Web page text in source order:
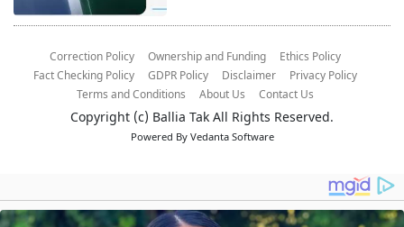
Correction Policy Ownership and Funding
Ethics Policy
Fact Checking Policy
GDPR Policy Disclaimer
Privacy Policy
Terms and Conditions
About Us Contact Us
Copyright (c) Ballia Tak All Rights Reserved.
Powered By Vedanta Software